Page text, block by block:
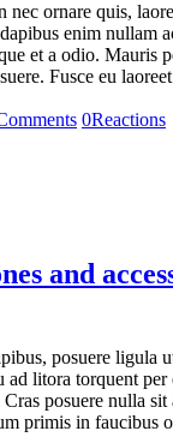
nec ornare quis,
enim nullam
et a odio. Mauris
Fusce eu
0Reactions
and
posuere ligula
ad litora torquent per
posuere nulla
primis in faucibus